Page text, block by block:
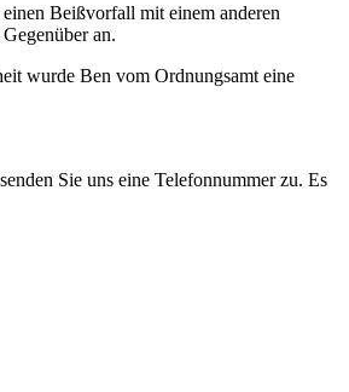
Beißvorfall mit einem anderen
an.
wurde Ben vom Ordnungsamt eine
Sie uns eine Telefonnummer zu. Es